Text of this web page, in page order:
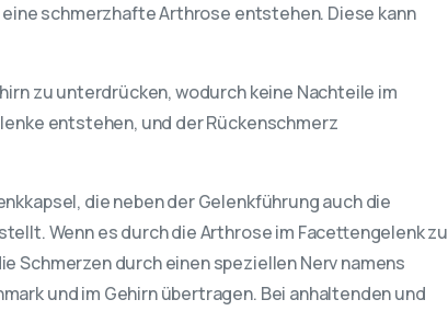
schmerzhafte Arthrose entstehen. Diese kann
zu unterdrücken, wodurch keine Nachteile im
entstehen, und der Rückenschmerz
die neben der Gelenkführung auch die
Wenn es durch die Arthrose im Facettengelenk zu
Schmerzen durch einen speziellen Nerv namens
und im Gehirn übertragen. Bei anhaltenden und